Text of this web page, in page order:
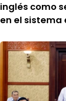
inglés como
en el